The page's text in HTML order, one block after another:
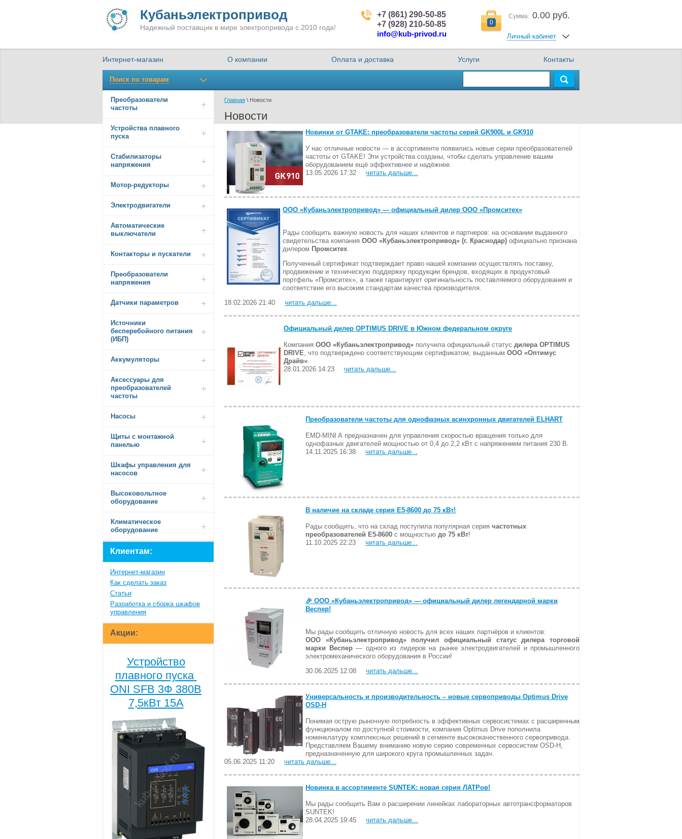
Кубаньэлектропривод
Надежный поставщик в мире электропривода с 2010 года!
+7 (861) 290-50-85
+7 (928) 210-50-85
info@kub-privod.ru
0
Сумма: 0.00 руб.
Личный кабинет
Интернет-магазин О компании Оплата и доставка Услуги Контакты
Поиск по товарам
Главная \ Новости
Новости
Новинки от GTAKE: преобразователи частоты серий GK900L и GK910
У нас отличные новости — в ассортименте появились новые серии преобразователей
частоты от GTAKE! Эти устройства созданы, чтобы сделать управление вашим
оборудованием ещё эффективнее и надёжнее.
13.05.2026 17:32
читать дальше...
ООО «Кубаньэлектропривод» — официальный дилер ООО «Промситех»
Рады сообщить важную новость для наших клиентов и партнеров: на основании выданного
свидетельства компания ООО «Кубаньэлектропривод» (г. Краснодар) официально признана
дилером Промситех.
Полученный сертификат подтверждает право нашей компании осуществлять поставку,
продвижение и техническую поддержку продукции брендов, входящих в продуктовый
портфель «Промситех», а также гарантирует оригинальность поставляемого оборудования и
соответствие его высоким стандартам качества производителя.
18.02.2026 21:40
читать дальше...
Официальный дилер OPTIMUS DRIVE в Южном федеральном округе
Компания ООО «Кубаньэлектропривод» получила официальный статус дилера OPTIMUS
DRIVE, что подтверждено соответствующим сертификатом, выданным ООО «Оптимус
Драйв».
28.01.2026 14:23
читать дальше...
Преобразователи частоты для однофазных асинхронных двигателей ELHART
EMD-MINI A предназначен для управления скоростью вращения только для
однофазных двигателей мощностью от 0,4 до 2,2 кВт с напряжением питания 230 В.
14.11.2025 16:38
читать дальше...
В наличие на складе серия Е5-8600 до 75 кВт!
Рады сообщить, что на склад поступила популярная серия частотных
преобразователей E5-8600 с мощностью до 75 кВт!
11.10.2025 22:23
читать дальше...
🎉 ООО «Кубаньэлектропривод» — официальный дилер легендарной марки
Веспер!
Мы рады сообщить отличную новость для всех наших партнёров и клиентов:
ООО «Кубаньэлектропривод» получил официальный статус дилера торговой
марки Веспер— одного из лидеров на рынке электродвигателей и промышленного
электромеханического оборудования в России!
30.06.2025 12:08
читать дальше...
Универсальность и производительность – новые сервоприводы Optimus Drive
OSD-H
Понимая острую рыночную потребность в эффективных сервосистемах с расширенным
функционалом по доступной стоимости, компания Optimus Drive пополнила
номенклатуру комплексных решений в сегменте высококачественного сервопривода.
Представляем Вашему вниманию новую серию современных сервосистем OSD-H,
предназначенную для широкого круга промышленных задач.
05.06.2025 11:20
читать дальше...
Новинка в ассортименте SUNTEK: новая серия ЛАТРов!
Мы рады сообщить Вам о расширении линейках лабораторных автотрансформаторов
SUNTEK!
28.04.2025 19:45
читать дальше...
Преобразователи
частоты
Устройства плавного
пуска
Стабилизаторы
напряжения
Мотор-редукторы
Электродвигатели
Автоматические
выключатели
Контакторы и пускатели
Преобразователи
напряжения
Датчики параметров
Источники
бесперебойного питания
(ИБП)
Аккумуляторы
Аксессуары для
преобразователей
частоты
Насосы
Щиты с монтажной
панелью
Шкафы управления для
насосов
Высоковольтное
оборудование
Климатическое
оборудование
Клиентам:
Интернет-магазин
Как сделать заказ
Статьи
Разработка и сборка шкафов
управления
Акции:
Устройство
плавного пуска
ONI SFB 3Ф 380В
7,5кВт 15A